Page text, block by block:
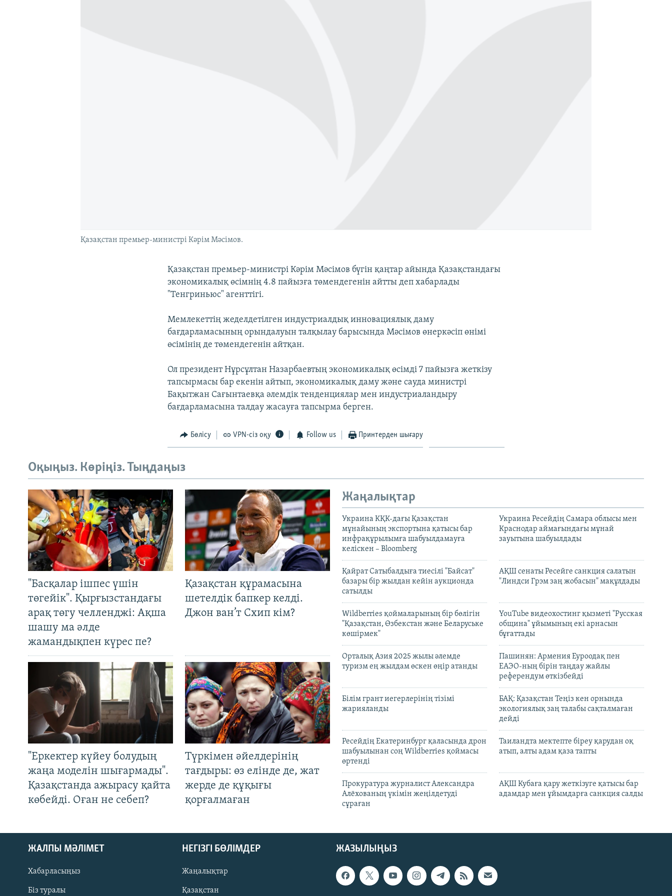
Қазақстан премьер-министрі Кәрім Мәсімов.
Қазақстан премьер-министрі Кәрім Мәсімов бүгін қаңтар айында Қазақстандағы
экономикалық өсімнің 4.8 пайызға төмендегенін айтты деп хабарлады
"Тенгриньюс" агенттігі.
Мемлекеттің жеделдетілген индустриалдық инновациялық даму
бағдарламасының орындалуын талқылау барысында Мәсімов өнеркәсіп өнімі
өсімінің де төмендегенін айтқан.
Ол президент Нұрсұлтан Назарбаевтың экономикалық өсімді 7 пайызға жеткізу
тапсырмасы бар екенін айтып, экономикалық даму және сауда министрі
Бақытжан Сағынтаевқа әлемдік тенденциялар мен индустриаландыру
бағдарламасына талдау жасауға тапсырма берген.
Бөлісу VPN-сіз оқу Follow us Принтерден шығару
Оқыңыз. Көріңіз. Тыңдаңыз
"Басқалар ішпес үшін
төгейік". Қырғызстандағы
арақ төгу челленджі: Ақша
шашу ма әлде
жамандықпен күрес пе?
Қазақстан құрамасына
шетелдік бапкер келді.
Джон ван’т Схип кім?
"Еркектер күйеу болудың
жаңа моделін шығармады".
Қазақстанда ажырасу қайта
көбейді. Оған не себеп?
Түркімен әйелдерінің
тағдыры: өз елінде де, жат
жерде де құқығы
қорғалмаған
Жаңалықтар
Украина КҚК-дағы Қазақстан
мұнайының экспортына қатысы бар
инфрақұрылымға шабуылдамауға
келіскен – Bloomberg
Украина Ресейдің Самара облысы мен
Краснодар аймағындағы мұнай
зауытына шабуылдады
Қайрат Сатыбалдыға тиесілі "Байсат"
базары бір жылдан кейін аукционда
сатылды
АҚШ сенаты Ресейге санкция салатын
"Линдси Грэм заң жобасын" мақұлдады
Wildberries қоймаларының бір бөлігін
"Қазақстан, Өзбекстан және Беларуське
көшірмек"
YouTube видеохостинг қызметі "Русская
община" ұйымының екі арнасын
бұғаттады
Орталық Азия 2025 жылы әлемде
туризм ең жылдам өскен өңір атанды
Пашинян: Армения Еуроодақ пен
ЕАЭО-ның бірін таңдау жайлы
референдум өткізбейді
Білім грант иегерлерінің тізімі
жарияланды
БАҚ: Қазақстан Теңіз кен орнында
экологиялық заң талабы сақталмаған
дейді
Ресейдің Екатеринбург қаласында дрон
шабуылынан соң Wildberries қоймасы
өртенді
Таиландта мектепте біреу қарудан оқ
атып, алты адам қаза тапты
Прокуратура журналист Александра
Алёхованың үкімін жеңілдетуді
сұраған
АҚШ Кубаға қару жеткізуге қатысы бар
адамдар мен ұйымдарға санкция салды
ЖАЗЫЛЫҢЫЗ
ЖАЛПЫ МӘЛІМЕТ
Хабарласыңыз
Біз туралы
НЕГІЗГІ БӨЛІМДЕР
Жаңалықтар
Қазақстан